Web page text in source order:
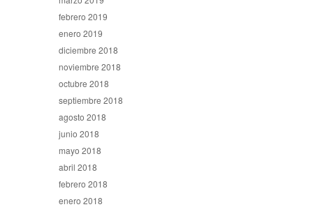
febrero 2019
enero 2019
diciembre 2018
noviembre 2018
octubre 2018
septiembre 2018
agosto 2018
junio 2018
mayo 2018
abril 2018
febrero 2018
enero 2018